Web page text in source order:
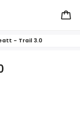
- Trail 3.0